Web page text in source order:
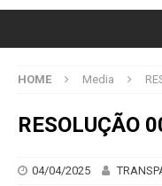
HOME Media
RESOLUÇÃO
04/04/2025